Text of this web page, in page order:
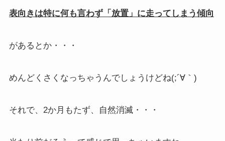
表向きは特に何も言わず「放置」に走ってしまう傾向
があるとか・・・
めんどくさくなっちゃうんでしょうけどね(;´∀｀)
それで、2か月もたず、自然消滅・・・